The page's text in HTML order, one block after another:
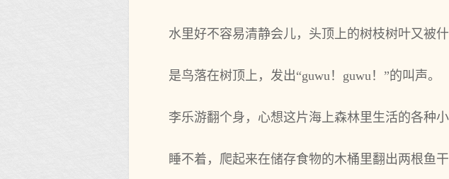
水里好不容易清静会儿，头顶上的树枝树叶又被什
是鸟落在树顶上，发出“guwu！guwu！”的叫声。
李乐游翻个身，心想这片海上森林里生活的各种
睡不着，爬起来在储存食物的木桶里翻出两根鱼干